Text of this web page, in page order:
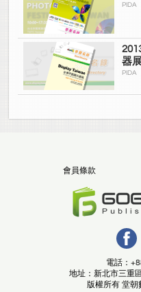
PIDA
器
PIDA
會員條款
電話：
地址：新北市三重
版權所有 堂朝